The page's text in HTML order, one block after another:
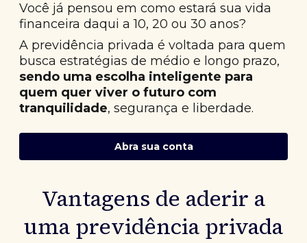
Você já pensou em como estará sua vida
financeira daqui a 10, 20 ou 30 anos?
A previdência privada é voltada para quem
busca estratégias de médio e longo prazo,
sendo uma escolha inteligente para
quem quer viver o futuro com
tranquilidade, segurança e liberdade.
Abra sua conta
Vantagens de aderir a
uma previdência privada